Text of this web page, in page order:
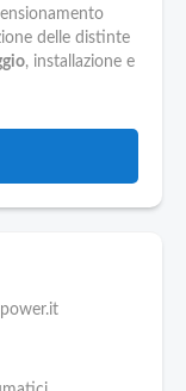
delle distinte
, installazione e